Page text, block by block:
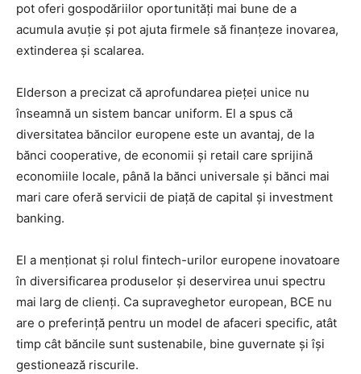
pot oferi gospodăriilor oportunități mai bune de a
acumula avuție și pot ajuta firmele să finanțeze inovarea,
extinderea și scalarea.
Elderson a precizat că aprofundarea pieței unice nu
înseamnă un sistem bancar uniform. El a spus că
diversitatea băncilor europene este un avantaj, de la
bănci cooperative, de economii și retail care sprijină
economiile locale, până la bănci universale și bănci mai
mari care oferă servicii de piață de capital și investment
banking.
El a menționat și rolul fintech-urilor europene inovatoare
în diversificarea produselor și deservirea unui spectru
mai larg de clienți. Ca supraveghetor european, BCE nu
are o preferință pentru un model de afaceri specific, atât
timp cât băncile sunt sustenabile, bine guvernate și își
gestionează riscurile.